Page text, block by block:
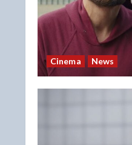
Cinema News